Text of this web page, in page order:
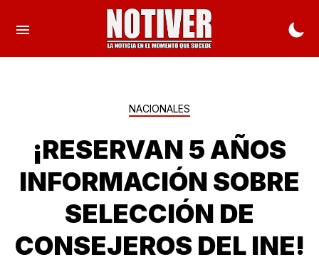
NACIONALES
¡RESERVAN 5 AÑOS
INFORMACIÓN SOBRE
SELECCIÓN DE
CONSEJEROS DEL INE!